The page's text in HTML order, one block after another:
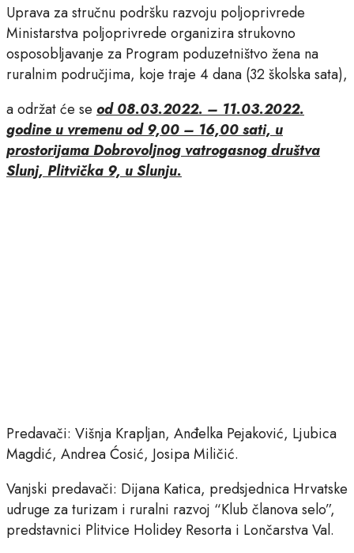
Uprava za stručnu podršku razvoju poljoprivrede
Ministarstva poljoprivrede organizira strukovno
osposobljavanje za Program poduzetništvo žena na
ruralnim područjima, koje traje 4 dana (32 školska sata),
a održat će se od 08.03.2022. – 11.03.2022.
godine u vremenu od 9,00 – 16,00 sati, u
prostorijama Dobrovoljnog vatrogasnog društva
Slunj, Plitvička 9, u Slunju.
Predavači: Višnja Krapljan, Anđelka Pejaković, Ljubica
Magdić, Andrea Ćosić, Josipa Miličić.
Vanjski predavači: Dijana Katica, predsjednica Hrvatske
udruge za turizam i ruralni razvoj “Klub članova selo”,
predstavnici Plitvice Holidey Resorta i Lončarstva Val.